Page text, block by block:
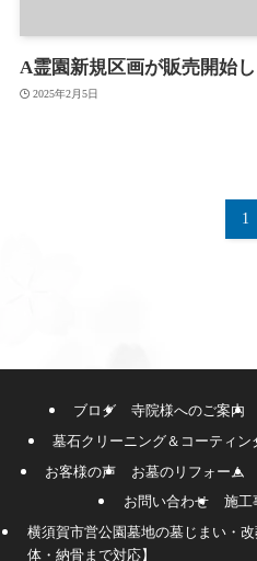
A霊園新規区画が販売開始し
2025年2月5日
1
ブログ 寺院様へのご案内
墓石クリーニング＆コーティン
お客様の声
お墓のリフォーム
お問い合わせ
施工
横須賀市営公園墓地の墓じまい・
体・納骨まで対応】